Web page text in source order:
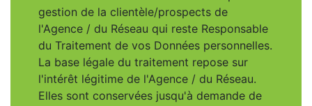
gestion de la clientèle/prospects de
l'Agence / du Réseau qui reste Responsable
du Traitement de vos Données personnelles.
La base légale du traitement repose sur
l'intérêt légitime de l'Agence / du Réseau.
Elles sont conservées jusqu'à demande de